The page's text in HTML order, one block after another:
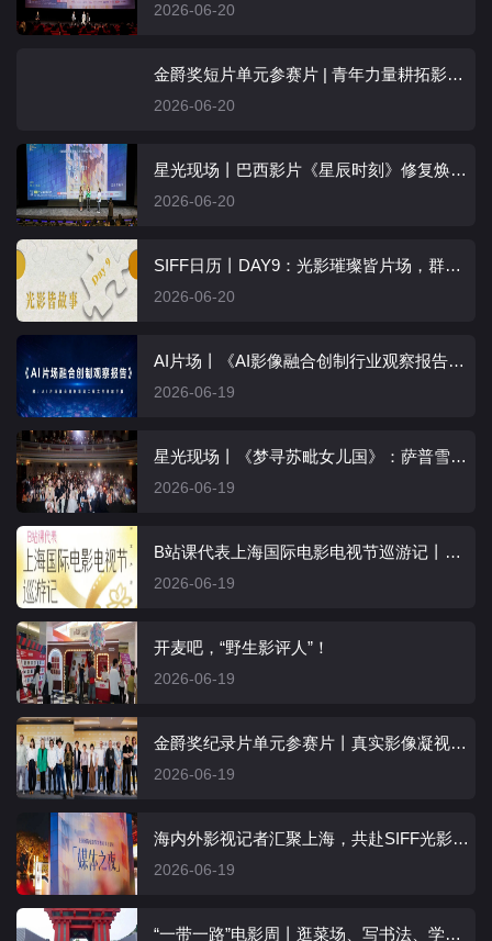
2026-06-20
金爵奖短片单元参赛片 | 青年力量耕拓影像原野，真挚纯粹观照美好生活
2026-06-20
星光现场丨巴西影片《星辰时刻》修复焕新，电影改编获原著书粉盛赞
2026-06-20
SIFF日历丨DAY9：光影璀璨皆片场，群星闪耀同入戏
2026-06-20
AI片场丨《AI影像融合创制行业观察报告》全文发布
2026-06-19
星光现场丨《梦寻苏毗女儿国》：萨普雪山美景震撼，生命想象触动人心
2026-06-19
B站课代表上海国际电影电视节巡游记丨多元内容全覆盖，深度解锁夏日光影盛宴
2026-06-19
开麦吧，“野生影评人”！
2026-06-19
金爵奖纪录片单元参赛片丨真实影像凝视社会议题，纪实镜头传递人文关怀
2026-06-19
海内外影视记者汇聚上海，共赴SIFF光影之约
2026-06-19
“一带一路”电影周丨逛菜场、写书法、学八段锦，国际影人“入戏”魅力浦东